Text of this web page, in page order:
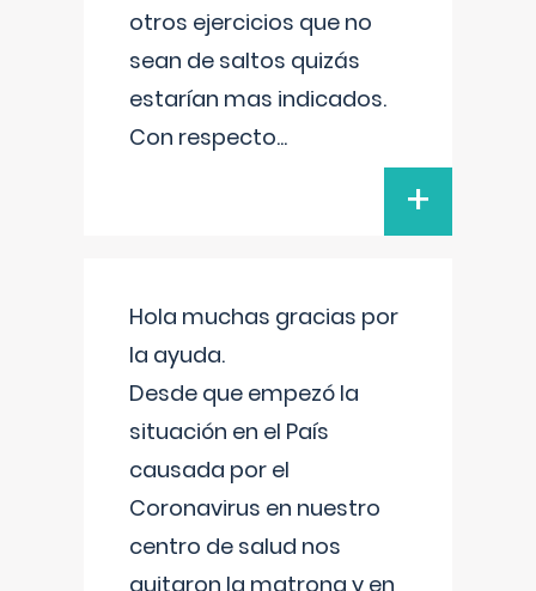
otros ejercicios que no
sean de saltos quizás
estarían mas indicados.
Con respecto...
+
Hola muchas gracias por
la ayuda.
Desde que empezó la
situación en el País
causada por el
Coronavirus en nuestro
centro de salud nos
quitaron la matrona y en